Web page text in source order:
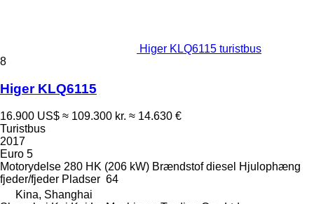
Higer KLQ6115 turistbus
8
Higer KLQ6115
16.900 US$ ≈ 109.300 kr. ≈ 14.630 €
Turistbus
2017
Euro 5
Motorydelse 280 HK (206 kW) Brændstof diesel Hjulophæng
fjeder/fjeder Pladser 64
Kina, Shanghai